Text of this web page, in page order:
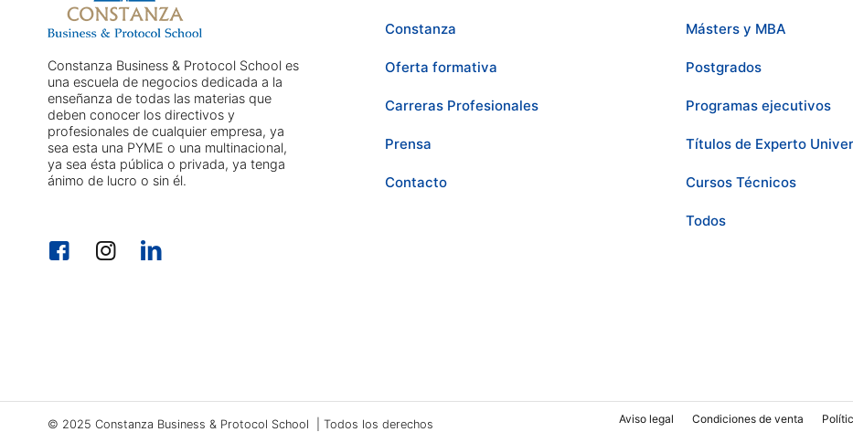
Constanza Business & Protocol School es
una escuela de negocios dedicada a la
enseñanza de todas las materias que
deben conocer los directivos y
profesionales de cualquier empresa, ya
sea esta una PYME o una multinacional,
ya sea ésta pública o privada, ya tenga
ánimo de lucro o sin él.
Constanza
Oferta formativa
Carreras Profesionales
Prensa
Contacto
Másters y MBA
Postgrados
Programas ejecutivos
Títulos de Experto
Cursos Técnicos
Todos
© 2025 Constanza Business & Protocol School | Todos los derechos Aviso legal Condiciones de venta